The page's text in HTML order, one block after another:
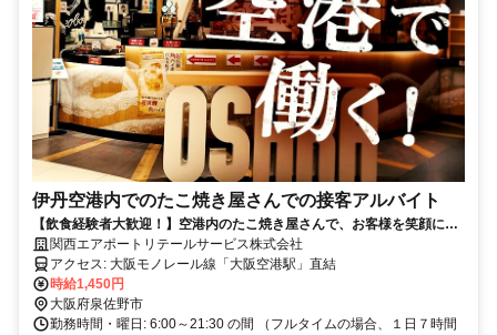
伊丹空港内でのたこ焼き屋さんでの接客アルバイト
【飲食経験者大歓迎！】空港内のたこ焼き屋さんで、お客様を笑顔にす
る接客・販売スタッフ募集中！
関西エアポートリテールサービス株式会社
アクセス: 大阪モノレール線「大阪空港駅」直結
時給1,450円
大阪府泉佐野市
勤務時間・曜日: 6:00～21:30 の間 （フルタイムの場合、１日７時間